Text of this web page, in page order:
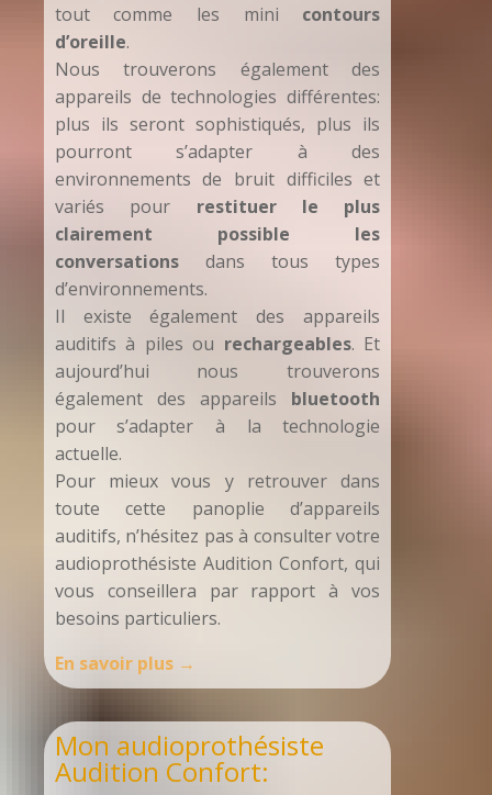
tout comme les mini contours
d’oreille.
Nous trouverons également des
appareils de technologies différentes:
plus ils seront sophistiqués, plus ils
pourront s’adapter à des
environnements de bruit difficiles et
variés pour restituer le plus
clairement possible les
conversationsdans tous types
d’environnements.
Il existe également des appareils
auditifs à piles ou rechargeables. Et
aujourd’hui nous trouverons
également des appareils bluetooth
pour s’adapter à la technologie
actuelle.
Pour mieux vous y retrouver dans
toute cette panoplie d’appareils
auditifs, n’hésitez pas à consulter votre
audioprothésiste Audition Confort, qui
vous conseillera par rapport à vos
besoins particuliers.
En savoir plus →
Mon audioprothésiste
Audition Confort: